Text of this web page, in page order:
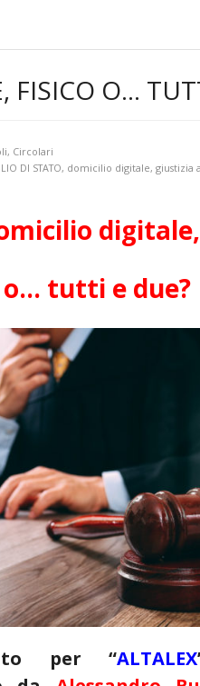
FISICO O…
, Circolari
DI STATO, domicilio digitale, giustizia
digitale,
tutti e due?
per “ALTALEX